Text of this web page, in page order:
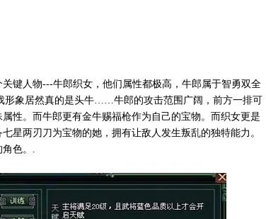
人物---牛郎织女，他们属性都极高，牛郎属于智勇双全
形象居然真的是头牛……牛郎的攻击范围广阔，前方一排可
性。而牛郎更有金牛赐福枪作为自己的宝物。而织女更是
星两刃刀为宝物的她，拥有让敌人发生叛乱的独特能力。
角色。.